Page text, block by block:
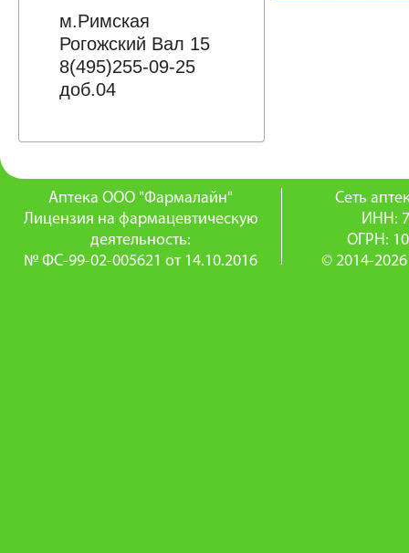
м.Римская
Рогожский Вал 15
8(495)255-09-25
доб.04
Аптека ООО "Фармалайн"
Лицензия на фармацевтическую
деятельность:
№ ФС-99-02-005621 от 14.10.2016
Сеть
ИНН:
ОГРН:
© 2014-